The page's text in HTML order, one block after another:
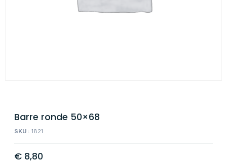
Barre ronde 50×68
SKU : 1821
€ 8,80